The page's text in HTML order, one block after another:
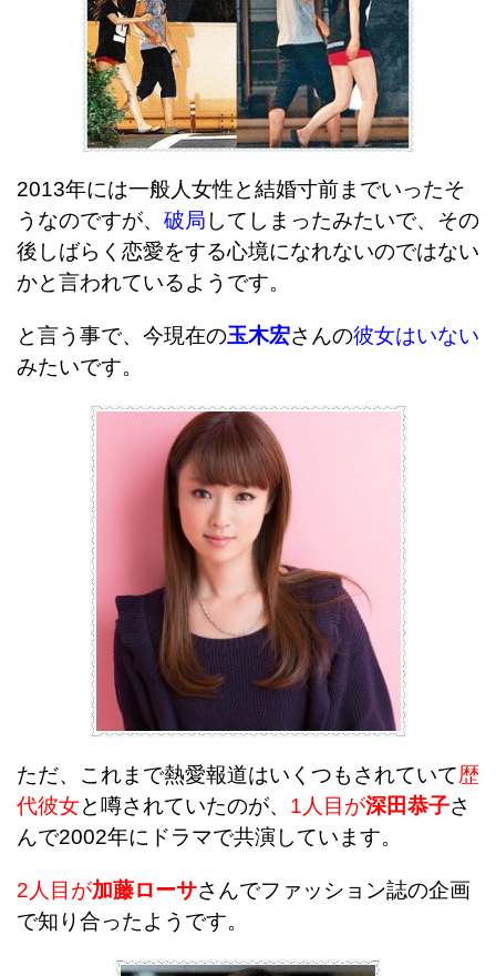
2013年には一般人女性と結婚寸前までいったそ
うなのですが、 破局 してしまったみたいで、その
後しばらく恋愛をする心境になれないのではない
かと言われているようです。
と言う事で、今現在の玉木宏さんの彼女はいない
みたいです。
ただ、これまで熱愛報道はいくつもされていて歴
代彼女と噂されていたのが、 1人目が深田恭子さ
んで2002年にドラマで共演しています。
2人目が加藤ローサさんでファッション誌の企画
で知り合ったようです。